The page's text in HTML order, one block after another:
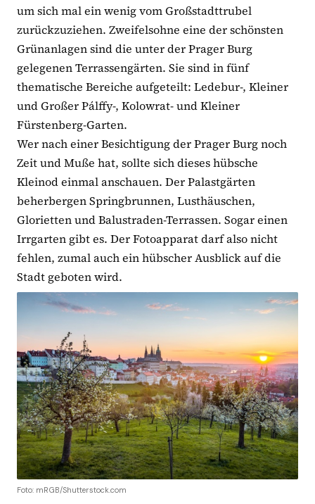
um sich mal ein wenig vom Großstadttrubel
zurückzuziehen. Zweifelsohne eine der schönsten
Grünanlagen sind die unter der Prager Burg
gelegenen Terrassengärten. Sie sind in fünf
thematische Bereiche aufgeteilt: Ledebur-, Kleiner
und Großer Pálffy-, Kolowrat- und Kleiner
Fürstenberg-Garten.
Wer nach einer Besichtigung der Prager Burg noch
Zeit und Muße hat, sollte sich dieses hübsche
Kleinod einmal anschauen. Der Palastgärten
beherbergen Springbrunnen, Lusthäuschen,
Glorietten und Balustraden-Terrassen. Sogar einen
Irrgarten gibt es. Der Fotoapparat darf also nicht
fehlen, zumal auch ein hübscher Ausblick auf die
Stadt geboten wird.
Foto: mRGB/Shutterstock.com